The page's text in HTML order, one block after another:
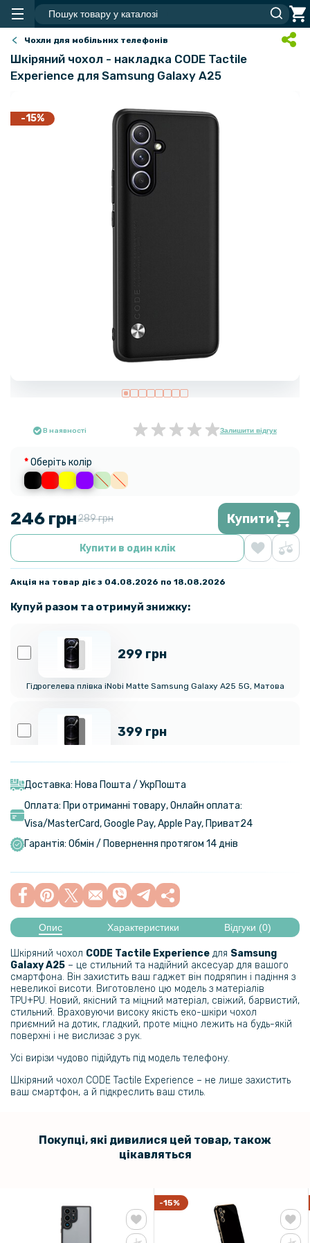
Чохли для мобільних телефонів
Шкіряний чохол - накладка CODE Tactile
Experience для Samsung Galaxy A25​
-15%
В наявності Залишити відгук
Оберіть колір
246 грн289 грн Купити
Купити в один клік
Акція на товар діє з 04.08.2026 по 18.08.2026
Купуй разом та отримуй знижку:
299 грн
Гідрогелева плівка iNobi Matte Samsung Galaxy A25 5G, Матова
399 грн
Гідрогелева плівка iNobi Privacy Matte Samsung Galaxy A25 5G
299 грн
Гідрогелева плівка iNobi Matte для Samsung Galaxy A25 5G​​​ на
159 грн
199 грн
Протиударна гідрогелева плівка Hydrogel Film Samsung Galaxy
A25 5G, Transparent
159 грн
199 грн
Протиударна гідрогелева плівка Hydrogel Film для Samsung Galaxy
A25 5G​​​ на задню панель, Transparent
101 грн
119 грн
169 грн
Загартоване захисне скло Full Screen Tempered Glass для
Samsung Galaxy A25, Black
Доставка: Нова Пошта / УкрПошта
Оплата: При отриманні товару, Онлайн оплата:
Visa/MasterСard, Google Pay, Apple Pay, Приват24
Гарантія: Обмін / Повернення протягом 14 днів
Опис Характеристики Відгуки (0)
Шкіряний чохол CODE Tactile Experience для Samsung
Galaxy A25​ – це стильний та надійний аксесуар для вашого
смартфона. Він захистить ваш гаджет він подряпин і падіння з
невеликої висоти. Виготовлено цю модель з матеріалів
TPU+PU. Новий, якісний та міцний матеріал, свіжий, барвистий,
стильний. Враховуючи високу якість еко-шкіри чохол
приємний на дотик, гладкий, проте міцно лежить на будь-якій
поверхні і не вислизає з рук.
Усі вирізи чудово підійдуть під модель телефону.
Шкіряний чохол CODE Tactile Experience – не лише захистить
ваш смартфон, а й підкреслить ваш стиль.
Покупці, які дивилися цей товар, також
цікавляться
-15%